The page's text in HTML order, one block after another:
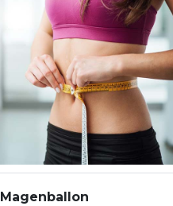
Magenballon